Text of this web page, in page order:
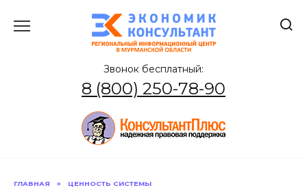
содержанию
Звонок бесплатный:
8 (800) 250-78-90
ГЛАВНАЯ » ЦЕННОСТЬ СИСТЕМЫ